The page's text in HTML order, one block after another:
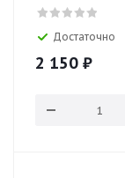
Достаточно
2 150 ₽